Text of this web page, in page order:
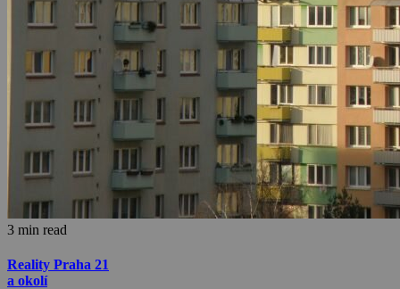
3 min read
Reality Praha 21
a okolí